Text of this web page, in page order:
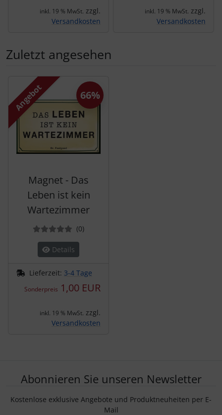
inkl. 19 % MwSt. zzgl.
Versandkosten
inkl. 19 % MwSt. zzgl.
Versandkosten
Zuletzt angesehen
Es folgt ein Produktslider - navigieren Sie mit der Tab-
Angebot
Magnet - Das
Leben ist kein
Wartezimmer
(0Bewertungen
)
Details
Lieferzeit: 3-4 Tage
Sonderpreis 1,00 EUR
66%
inkl. 19 % MwSt. zzgl.
Versandkosten
Abonnieren Sie unseren Newsletter
Kostenlose exklusive Angebote und Produktneuheiten per E-
Mail